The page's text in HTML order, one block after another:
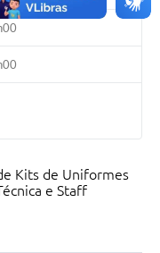
Kits de Uniformes
e Staff